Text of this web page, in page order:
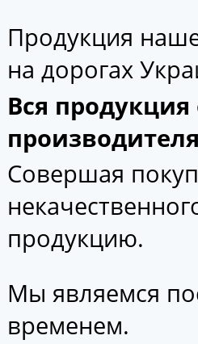
Продукция
на дорогах
Вся
Совершая
продукцию.
Мы являемся
временем.